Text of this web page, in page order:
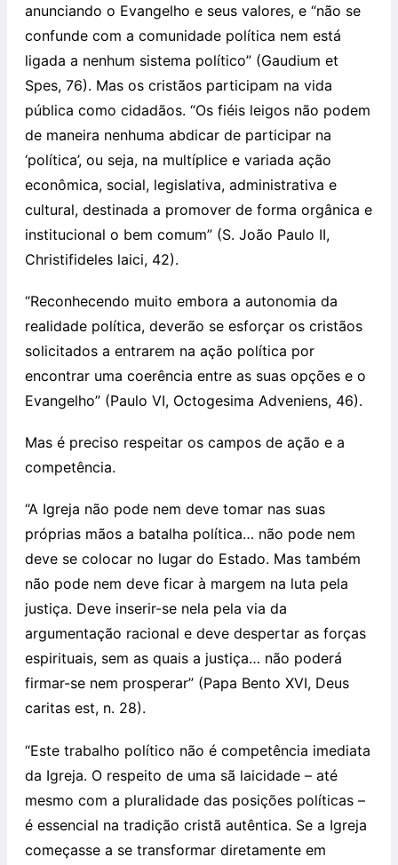
anunciando o Evangelho e seus valores, e “não se
confunde com a comunidade política nem está
ligada a nenhum sistema político” (Gaudium et
Spes, 76). Mas os cristãos participam na vida
pública como cidadãos. “Os fiéis leigos não podem
de maneira nenhuma abdicar de participar na
‘política’, ou seja, na multíplice e variada ação
econômica, social, legislativa, administrativa e
cultural, destinada a promover de forma orgânica e
institucional o bem comum” (S. João Paulo II,
Christifideles laici, 42).
“Reconhecendo muito embora a autonomia da
realidade política, deverão se esforçar os cristãos
solicitados a entrarem na ação política por
encontrar uma coerência entre as suas opções e o
Evangelho” (Paulo VI, Octogesima Adveniens, 46).
Mas é preciso respeitar os campos de ação e a
competência.
“A Igreja não pode nem deve tomar nas suas
próprias mãos a batalha política… não pode nem
deve se colocar no lugar do Estado. Mas também
não pode nem deve ficar à margem na luta pela
justiça. Deve inserir-se nela pela via da
argumentação racional e deve despertar as forças
espirituais, sem as quais a justiça… não poderá
firmar-se nem prosperar” (Papa Bento XVI, Deus
caritas est, n. 28).
“Este trabalho político não é competência imediata
da Igreja. O respeito de uma sã laicidade – até
mesmo com a pluralidade das posições políticas –
é essencial na tradição cristã autêntica. Se a Igreja
começasse a se transformar diretamente em